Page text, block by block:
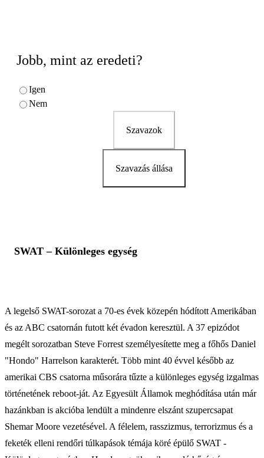
Jobb, mint az eredeti?
Igen
Nem
Szavazok
Szavazás állása
SWAT – Különleges egység
A legelső SWAT-sorozat a 70-es évek közepén hódított Amerikában
és az ABC csatornán futott két évadon keresztül. A 37 epizódot
megélt sorozatban Steve Forrest személyesítette meg a főhős Daniel
"Hondo" Harrelson karakterét. Több mint 40 évvel később az
amerikai CBS csatorna műsorára tűzte a különleges egység izgalmas
történetének reboot-ját. Az Egyesült Államok meghódítása után már
hazánkban is akcióba lendült a mindenre elszánt szupercsapat
Shemar Moore vezetésével. A félelem, rasszizmus, terrorizmus és a
feketék elleni rendőri túlkapások témája köré épülő SWAT -